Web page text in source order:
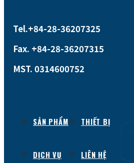
Tel.+84-28-36207325
Fax. +84-28-36207315
MST. 0314600752
SẢN PHẨM
DỊCH VỤ
THIẾT BỊ
LIÊN HỆ